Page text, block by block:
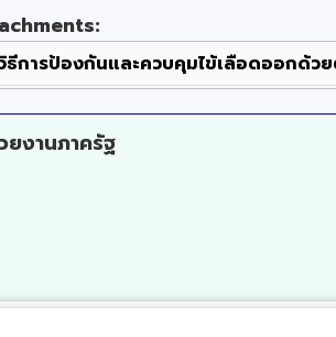
ธีการป้องกันและควบคุมไข้เลือดออกด้ว
ยงานภาครัฐ